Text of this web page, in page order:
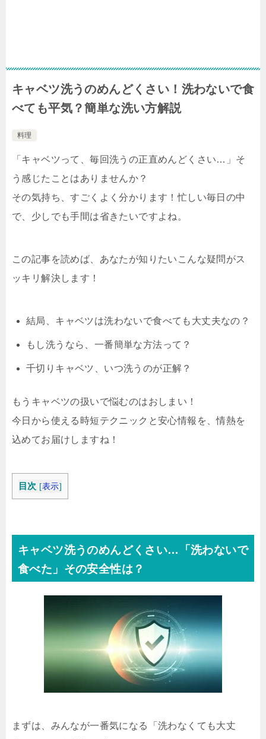
キャベツ洗うのめんどくさい！洗わないで食
べても平気？簡単な洗い方解説
料理
「キャベツって、毎回洗うの正直めんどくさい…」そ
う感じたことはありませんか？
その気持ち、すごくよく分かります！忙しい毎日の中
で、少しでも手間は省きたいですよね。
この記事を読めば、あなたが知りたいこんな疑問がス
ッキリ解決します！
結局、キャベツは洗わないで食べても大丈夫なの？
もし洗うなら、一番簡単な方法って？
千切りキャベツ、いつ洗うのが正解？
もうキャベツの扱いで悩むのはおしまい！
今日から使える時短テクニックと安心情報を、情熱を
込めてお届けしますね！
目次 [表示]
キャベツ洗うのめんどくさい…「洗わないで
食べた」その安全性は？
まずは、みんなが一番気になる「洗わなくても大丈